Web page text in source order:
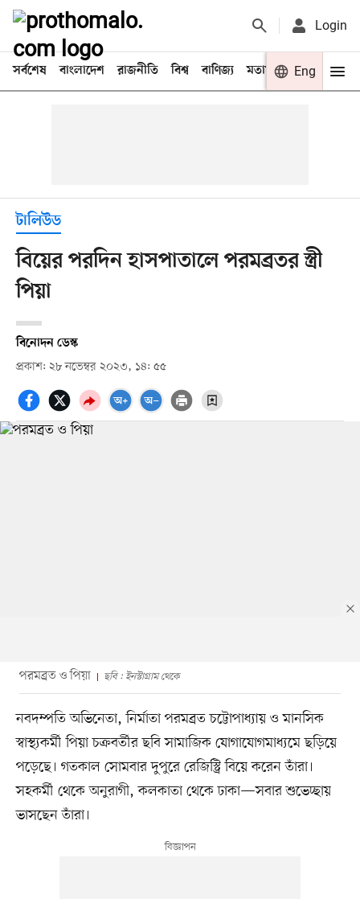
Login
সর্বশেষ বাংলাদেশ রাজনীতি বিশ্ব বাণিজ্য মতামত খেলা
Eng
টালিউড
বিয়ের পরদিন হাসপাতালে পরমব্রতর স্ত্রী
পিয়া
বিনোদন ডেস্ক
প্রকাশ: ২৮ নভেম্বর ২০২৩, ১৪: ৫৫
পরমব্রত ও পিয়া ছবি : ইনস্টাগ্রাম থেকে
নবদম্পতি অভিনেতা, নির্মাতা পরমব্রত চট্টোপাধ্যায় ও মানসিক
স্বাস্থ্যকর্মী পিয়া চক্রবর্তীর ছবি সামাজিক যোগাযোগমাধ্যমে ছড়িয়ে
পড়েছে। গতকাল সোমবার দুপুরে রেজিস্ট্রি বিয়ে করেন তাঁরা।
সহকর্মী থেকে অনুরাগী, কলকাতা থেকে ঢাকা—সবার শুভেচ্ছায়
ভাসছেন তাঁরা।